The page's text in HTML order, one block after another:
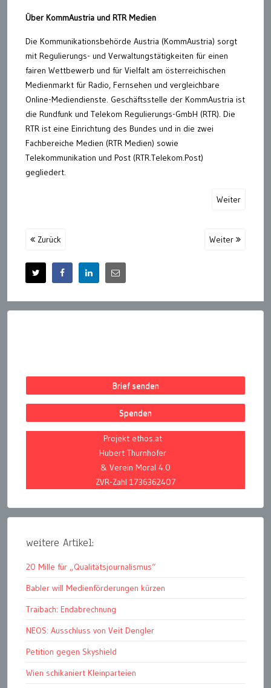
Über KommAustria und RTR Medien
Die Kommunikationsbehörde Austria (KommAustria) sorgt
mit Regulierungs- und Verwaltungstätigkeiten für einen
fairen Wettbewerb und für Vielfalt am österreichischen
Medienmarkt für Radio, Fernsehen und vergleichbare
Online-Mediendienste. Geschäftsstelle der KommAustria ist
die Rundfunk und Telekom Regulierungs-GmbH (RTR). Die
RTR ist eine Einrichtung des Bundes und in die zwei
Fachbereiche Medien (RTR Medien) sowie
Telekommunikation und Post (RTR.Telekom.Post)
gegliedert.
Weiter
Zurück Weiter
Brief senden
Spenden
Projekt ethos.at
Hubert Thurnhofer
& Verein Moral 4.0
ZVR-Zahl 1736362407
weitere Artikel:
20 Mille für „Qualitätsjournalismus“
Babler will Medienförderungen kürzen
Traibach: Endabrechnung
NEOS: Ausschluss von Veit Dengler
Petition gegen Skyshield
Wien schikaniert Kleinparteien